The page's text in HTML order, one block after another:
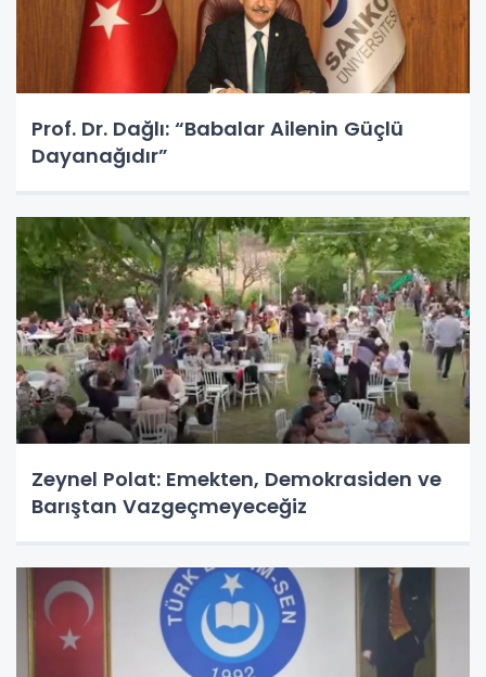
Prof. Dr. Dağlı: “Babalar Ailenin Güçlü
Dayanağıdır”
Zeynel Polat: Emekten, Demokrasiden ve
Barıştan Vazgeçmeyeceğiz